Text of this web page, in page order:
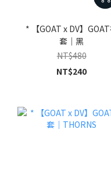
* 【GOAT x DV】
套｜黑
NT$480
NT$240